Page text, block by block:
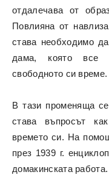
отдалечава от
Повлияна от
става необходимо
дама, която все
свободното си време.
В тази променяща
става въпросът
времето си. На
през 1939 г.
домакинската работа.